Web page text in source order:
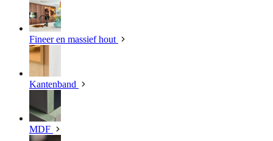
Fineer en massief hout
Kantenband
MDF